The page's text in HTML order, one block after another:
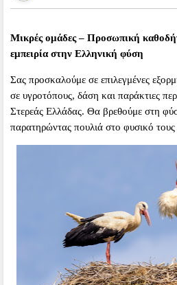
Μικρές ομάδες – Προσωπική
εμπειρία στην Ελληνική φύση
Σας προσκαλούμε σε επιλεγμένες
σε υγροτόπους, δάση και παράκτιες
Στερεάς Ελλάδας. Θα βρεθούμε στη
παρατηρώντας πουλιά στο φυσικό τους